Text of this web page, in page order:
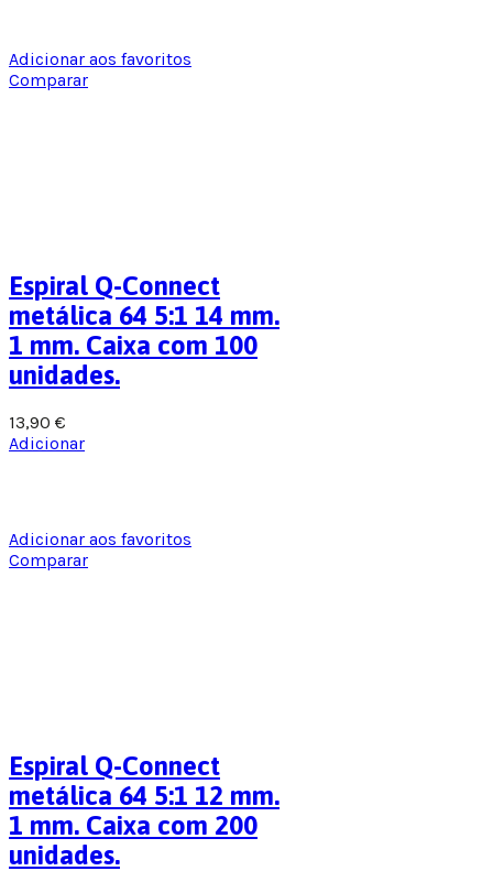
Adicionar aos favoritos
Comparar
Adicionar aos favoritos
Comparar
Espiral Q-Connect
metálica 64 5:1 14 mm.
1 mm. Caixa com 100
unidades.
13,90 €
Adicionar
Espiral Q-Connect
metálica 64 5:1 12 mm.
1 mm. Caixa com 200
unidades.